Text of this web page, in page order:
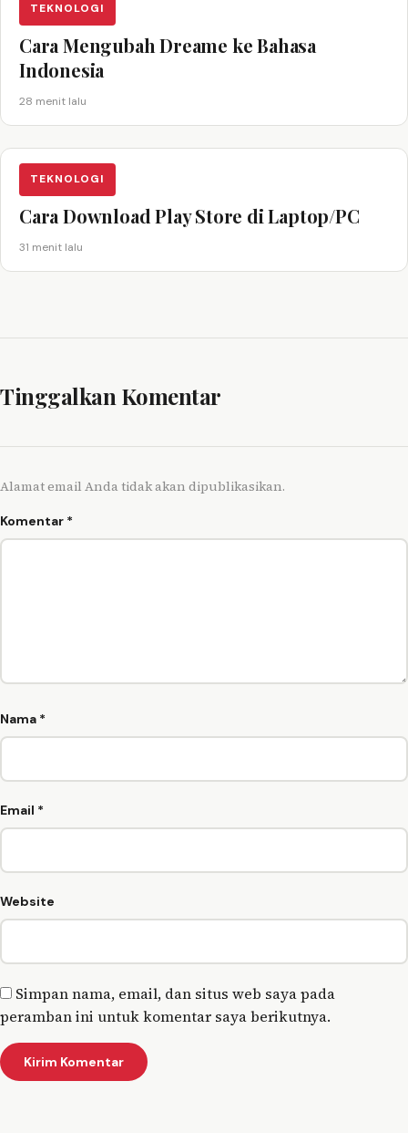
TEKNOLOGI
Cara Mengubah Dreame ke Bahasa
Indonesia
28 menit lalu
TEKNOLOGI
Cara Download Play Store di Laptop/PC
31 menit lalu
Tinggalkan Komentar
Alamat email Anda tidak akan dipublikasikan.
Komentar *
Nama *
Email *
Website
Simpan nama, email, dan situs web saya pada
peramban ini untuk komentar saya berikutnya.